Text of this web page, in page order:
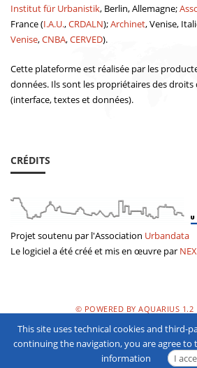
Institut für Urbanistik, Berlin, Allemagne;
France (I.A.U.,CRDALN);Archinet, Venise,
Venise,CNBA,CERVED).
Cette plateforme est réalisée par les
données. Ils sont les propriétaires des droits
(interface, textes et données).
CRÉDITS
Projet soutenu par l'Association Urbandata
Le logiciel a étécrééet mis en œuvre par
© POWERED BY AQUARIUS 1.2
POLITIQUE DE
This site uses technical cookies and third-
continuing the navigation, you are agree to
information
I